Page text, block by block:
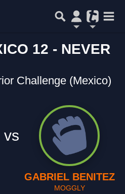
12 - NEVER
Challenge (Mexico)
vs
GABRIEL BENITEZ
MOGGLY